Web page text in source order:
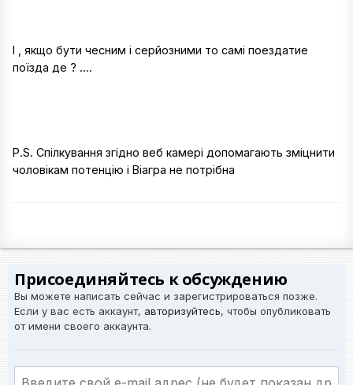
І , якщо бути чесним і серйозними то самі поездатие
поїзда де ? ....
P.S. Спілкування згідно веб камері допомагають зміцнити
чоловікам потенцію і Віагра не потрібна
Присоединяйтесь к обсуждению
Вы можете написать сейчас и зарегистрироваться позже.
Если у вас есть аккаунт, авторизуйтесь, чтобы опубликовать
от имени своего аккаунта.